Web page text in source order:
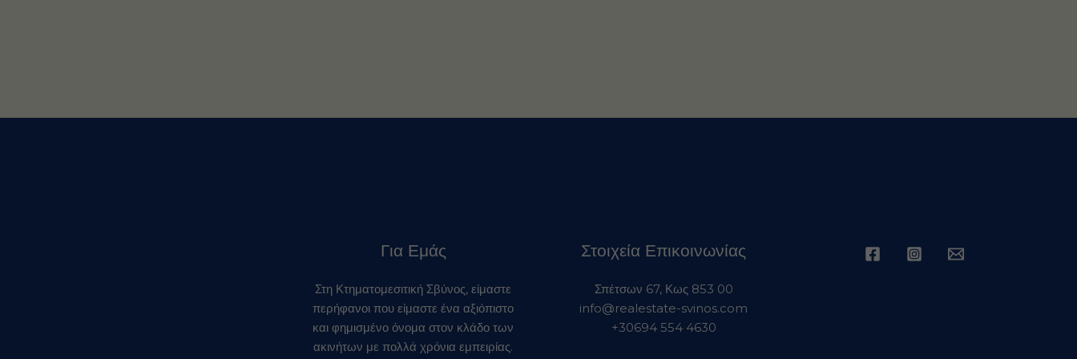
Για Εμάς
Στη Κτηματομεσιτική Σβύνος, είμαστε
περήφανοι που είμαστε ένα αξιόπιστο
και φημισμένο όνομα στον κλάδο των
ακινήτων με πολλά χρόνια εμπειρίας.
Στοιχεία Επικοινωνίας
Σπέτσων 67, Κως 853 00
info@realestate-svinos.com
+30694 554 4630